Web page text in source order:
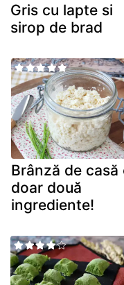
Gris cu lapte si
sirop de brad
Brânză de casă
doar două
ingrediente!